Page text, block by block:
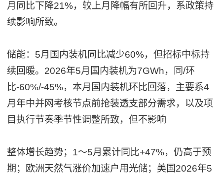
月同比下降21%，较上月降幅有所回升，系政策持
续影响所致。
储能：5月国内装机同比减少60%，但招标中标持
续回暖。2026年5月国内装机为7GWh，同/环
比-60%/-45%，本月国内装机环比回落，主要系4
月年中并网考核节点前抢装透支部分需求，以及项
目执行节奏季节性调整所致，但不影响
整体增长趋势；1～5月累计同比+47%，仍高于预
期；欧洲天然气涨价加速户用光储；美国2026年5